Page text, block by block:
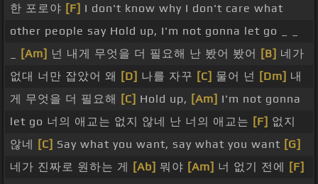
한 포로야 [F] I don't know why I don't care what
other people say Hold up, I'm not gonna let go _ _
[Am] 넌 내게 무엇을 더 필요해 난 봤어 봤어 [B] 네가
없대 너만 잡았어 왜
[D] 나를 자꾸 [C] 물어 넌 [Dm] 내
게 무엇을 더 필요해
[C] Hold up, [Am] I'm not gonna
let go 너의 애교는 없지 않네 난 너의 애교는 [F] 없지
않네
[C] Say what you want, say what you want [G]
네가 진짜로 원하는 게
[Ab] 뭐야 [Am] 너 없기 전에
[F]